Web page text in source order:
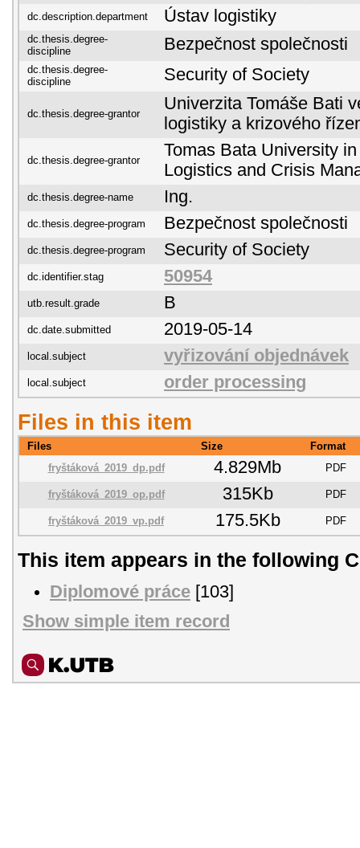
dc.description.department Ústav logistiky
dc.thesis.degree-
discipline
Bezpečnost společnosti
dc.thesis.degree-
discipline
Security of Society
dc.thesis.degree-grantor
Univerzita Tomáše Bati
logistiky a krizového
dc.thesis.degree-grantor
Tomas Bata University
Logistics and Crisis
dc.thesis.degree-name Ing.
dc.thesis.degree-program Bezpečnost společnosti
dc.thesis.degree-program Security of Society
dc.identifier.stag 50954
utb.result.grade B
dc.date.submitted 2019-05-14
local.subject vyřizování objednávek
local.subject order processing
Files in this item
Files Size
Format
fryštáková_2019_dp.pdf
4.829Mb PDF
fryštáková_2019_op.pdf 315Kb PDF
fryštáková_2019_vp.pdf 175.5Kb PDF
This item appears in the following
Diplomové práce [103]
Show simple item record